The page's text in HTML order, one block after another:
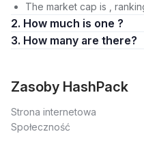
The market cap is ,
2. How much is one ?
3. How many are there?
Zasoby HashPack
Strona internetowa
Społeczność